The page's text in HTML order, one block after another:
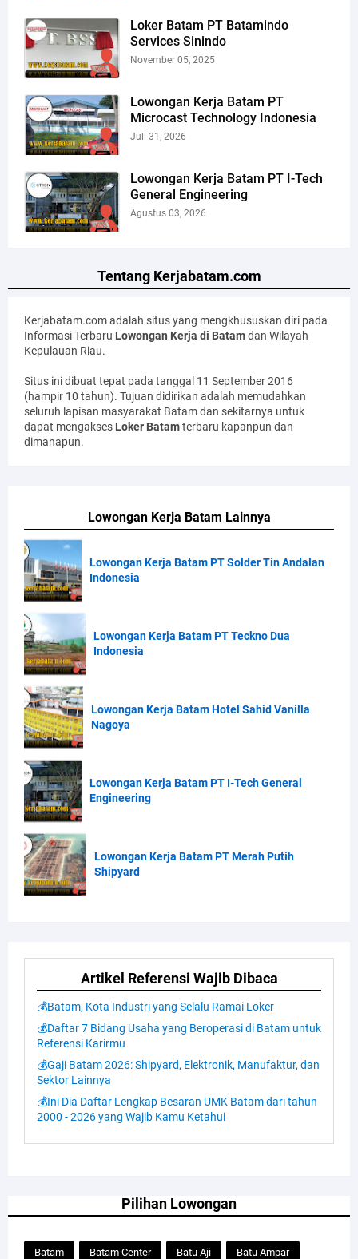
Loker Batam PT Batamindo
Services Sinindo
November 05, 2025
Lowongan Kerja Batam PT
Microcast Technology Indonesia
Juli 31, 2026
Lowongan Kerja Batam PT I-Tech
General Engineering
Agustus 03, 2026
Tentang Kerjabatam.com
Kerjabatam.com adalah situs yang mengkhususkan diri pada
Informasi Terbaru Lowongan Kerja di Batamdan Wilayah
Kepulauan Riau.
Situs ini dibuat tepat pada tanggal 11 September 2016
(hampir 10 tahun). Tujuan didirikan adalah memudahkan
seluruh lapisan masyarakat Batam dan sekitarnya untuk
dapat mengakses Loker Batamterbaru kapanpun dan
dimanapun.
Lowongan Kerja Batam Lainnya
Lowongan Kerja Batam PT Solder Tin Andalan
Indonesia
Lowongan Kerja Batam PT Teckno Dua
Indonesia
Lowongan Kerja Batam Hotel Sahid Vanilla
Nagoya
Lowongan Kerja Batam PT I-Tech General
Engineering
Lowongan Kerja Batam PT Merah Putih
Shipyard
Artikel Referensi Wajib Dibaca
💰Batam, Kota Industri yang Selalu Ramai Loker
💰Daftar 7 Bidang Usaha yang Beroperasi di Batam untuk
Referensi Karirmu
💰Gaji Batam 2026: Shipyard, Elektronik, Manufaktur, dan
Sektor Lainnya
💰Ini Dia Daftar Lengkap Besaran UMK Batam dari tahun
2000 - 2026 yang Wajib Kamu Ketahui
Pilihan Lowongan
Batam Batam Center Batu Aji Batu Ampar